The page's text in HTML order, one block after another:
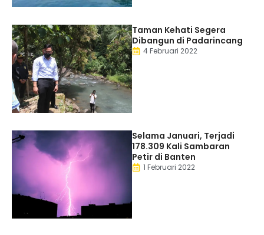
Taman Kehati Segera
Dibangun di Padarincang
4 Februari 2022
Selama Januari, Terjadi
178.309 Kali Sambaran
Petir di Banten
1 Februari 2022